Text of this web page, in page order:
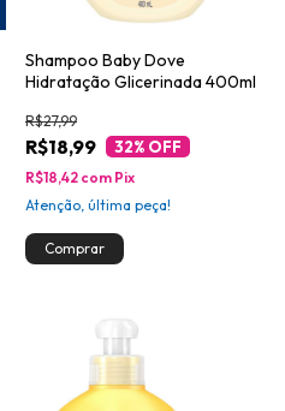
Shampoo Baby Dove
Hidratação Glicerinada 400ml
R$18,99
R$27,99
32% OFF
R$18,42 com Pix
Atenção, última peça!